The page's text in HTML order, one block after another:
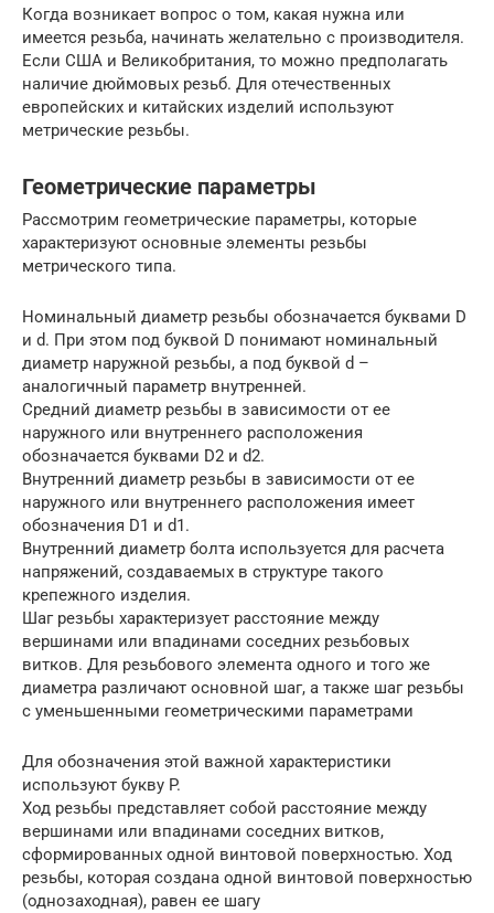
Когда возникает вопрос о том, какая нужна или
имеется резьба, начинать желательно с производителя.
Если США и Великобритания, то можно предполагать
наличие дюймовых резьб. Для отечественных
европейских и китайских изделий используют
метрические резьбы.
Геометрические параметры
Рассмотрим геометрические параметры, которые
характеризуют основные элементы резьбы
метрического типа.
Номинальный диаметр резьбы обозначается буквами D
и d. При этом под буквой D понимают номинальный
диаметр наружной резьбы, а под буквой d –
аналогичный параметр внутренней.
Средний диаметр резьбы в зависимости от ее
наружного или внутреннего расположения
обозначается буквами D2 и d2.
Внутренний диаметр резьбы в зависимости от ее
наружного или внутреннего расположения имеет
обозначения D1 и d1.
Внутренний диаметр болта используется для расчета
напряжений, создаваемых в структуре такого
крепежного изделия.
Шаг резьбы характеризует расстояние между
вершинами или впадинами соседних резьбовых
витков. Для резьбового элемента одного и того же
диаметра различают основной шаг, а также шаг резьбы
с уменьшенными геометрическими параметрами
Для обозначения этой важной характеристики
используют букву P.
Ход резьбы представляет собой расстояние между
вершинами или впадинами соседних витков,
сформированных одной винтовой поверхностью. Ход
резьбы, которая создана одной винтовой поверхностью
(однозаходная), равен ее шагу